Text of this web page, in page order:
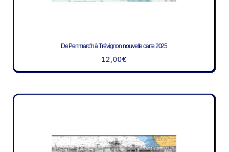
De Penmarc’h à Trévignon nouvelle carte 2025
12,00€